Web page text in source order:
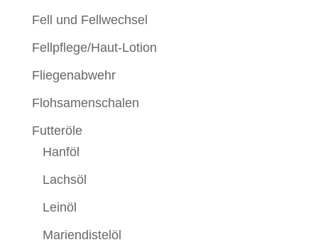
Fell und Fellwechsel
Fellpflege/Haut-Lotion
Fliegenabwehr
Flohsamenschalen
Futteröle
Hanföl
Lachsöl
Leinöl
Mariendistelöl